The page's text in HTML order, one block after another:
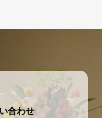
合わせ